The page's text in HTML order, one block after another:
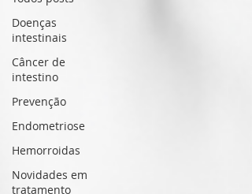
Doenças
intestinais
Câncer de
intestino
Prevenção
Endometriose
Hemorroidas
Novidades em
tratamento